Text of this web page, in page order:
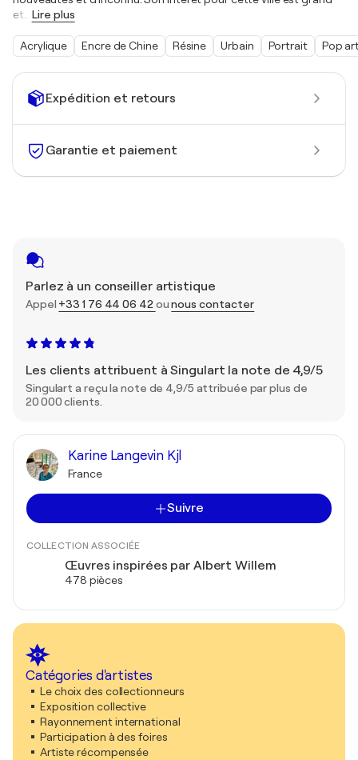
Expédition et retours
Garantie et paiement
Parlez à un conseiller artistique
Appel +33 1 76 44 06 42 ounous contacter
Les clients attribuent à Singulart la note de 4,9/5
Singulart a reçu la note de 4,9/5 attribuée par plus de
20 000 clients.
Karine Langevin Kjl
France
Suivre
COLLECTION ASSOCIÉE
Œuvres inspirées par Albert Willem
478 pièces
Catégories d'artistes
Le choix des collectionneurs
Exposition collective
Rayonnement international
Participation à des foires
Artiste récompensée
et
Lire plus
Acrylique Encre de Chine Résine Urbain Portrait Pop